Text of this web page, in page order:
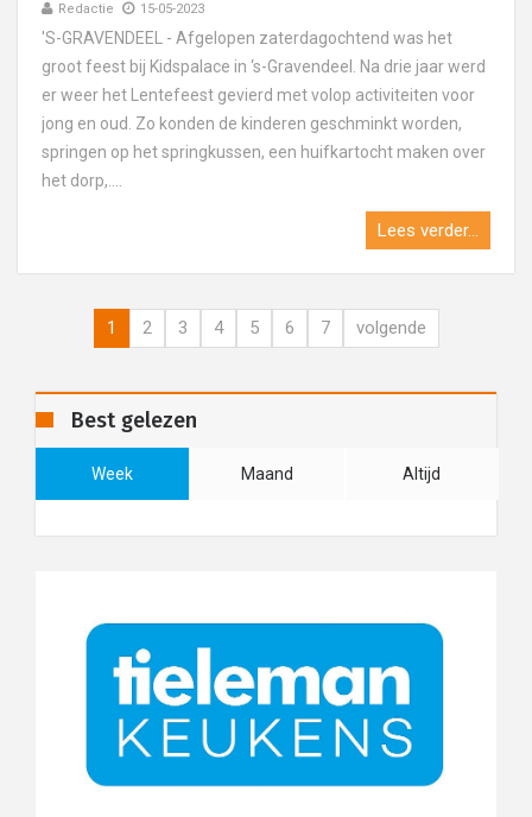
Redactie 15-05-2023
'S-GRAVENDEEL - Afgelopen zaterdagochtend was het
groot feest bij Kidspalace in ‘s-Gravendeel. Na drie jaar werd
er weer het Lentefeest gevierd met volop activiteiten voor
jong en oud. Zo konden de kinderen geschminkt worden,
springen op het springkussen, een huifkartocht maken over
het dorp,....
Lees verder...
1 2 3 4 5 6 7 volgende
Best gelezen
Week Maand Altijd